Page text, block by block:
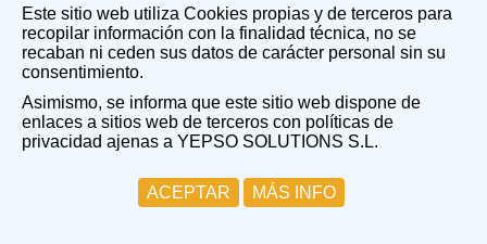
After completing the exercise, a response model will be
sent, presenting a comprehensive answer to the exercise.
PROCESS DESCRIPTION:
The receipt of the Written assignment package is done within
a short period (the maximum period is 24 working hours).
1. We receive your email requesting the Written
Este sitio web utiliza Cookies propias y de terceros para
recopilar información con la finalidad técnica, no se
recaban ni ceden sus datos de carácter personal sin su
consentimiento.
Asimismo, se informa que este sitio web dispone de
enlaces a sitios web de terceros con políticas de
privacidad ajenas a YEPSO SOLUTIONS S.L.
ACEPTAR MÁS INFO